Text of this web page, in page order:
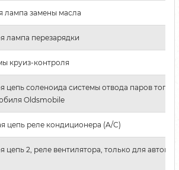
лампа замены масла
лампа перезарядки
круиз-контроля
цепь соленоида системы отвода паров
Oldsmobile
цепь реле кондиционера (A/C)
цепь 2, реле вентилятора, только для